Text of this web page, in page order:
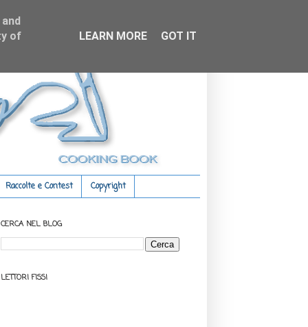
Raccolte e Contest Copyright
CERCA NEL BLOG
LETTORI FISSI
of
LEARN MORE GOT IT